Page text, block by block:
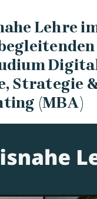
mit
Lehre
Strategie
(MBA)